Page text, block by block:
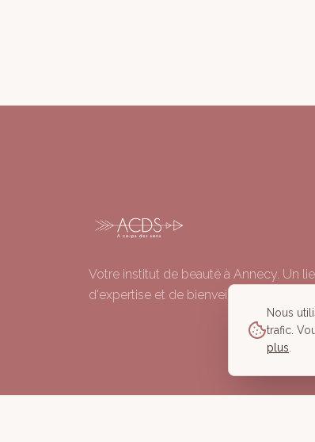
Votre institut de beauté à Annecy. Un
d'expertise et de bienveillance depuis
Nous
trafic.
plus